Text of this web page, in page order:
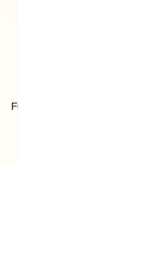
Furla Iride クロスボディ S